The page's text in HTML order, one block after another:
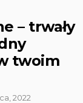
– trwały
twoim
2022